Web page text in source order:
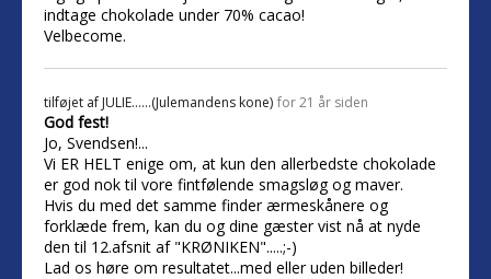
indtage chokolade under 70% cacao!
Velbecome.
tilføjet af JULIE......(Julemandens kone) for 21 år siden
God fest!
Jo, Svendsen!...
Vi ER HELT enige om, at kun den allerbedste chokolade
er god nok til vore fintfølende smagsløg og maver.
Hvis du med det samme finder ærmeskånere og
forklæde frem, kan du og dine gæster vist nå at nyde
den til 12.afsnit af "KRØNIKEN".....;-)
Lad os høre om resultatet...med eller uden billeder!